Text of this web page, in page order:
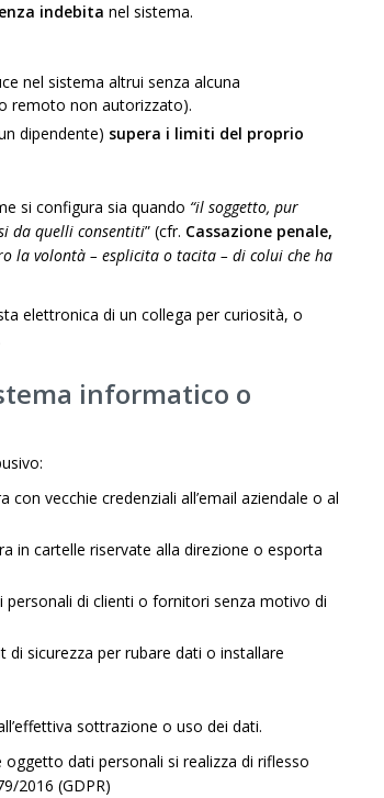
indebita nel sistema.
nel sistema altrui senza alcuna
remoto non autorizzato).
dipendente) supera i limiti del proprio
si configura sia quando “il soggetto, pur
da quelli consentiti” (cfr. Cassazione penale,
la volontà – esplicita o tacita – di colui che ha
elettronica di un collega per curiosità, o
informatico o
vecchie credenziali all’email aziendale o al
in cartelle riservate alla direzione o esporta
di clienti o fornitori senza motivo di
sicurezza per rubare dati o installare
sottrazione o uso dei dati.
dati personali si realizza di riflesso
2016 (GDPR)